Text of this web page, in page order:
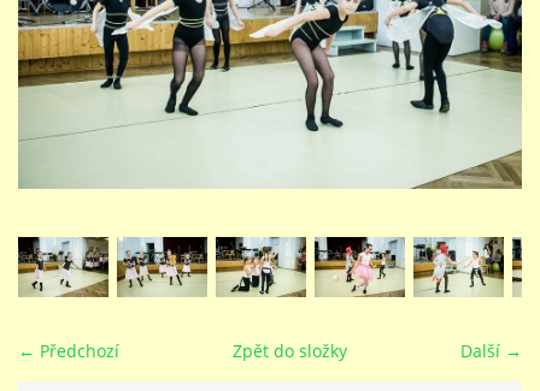
TALENTOVÉ ZKOUŠKY
STUDIJNÍ OBORY
VIDEA - FILMOVÁ TVORBA
DOKUMENTY / KE STAŽENÍ
← Předchozí Další →
Zpět do složky